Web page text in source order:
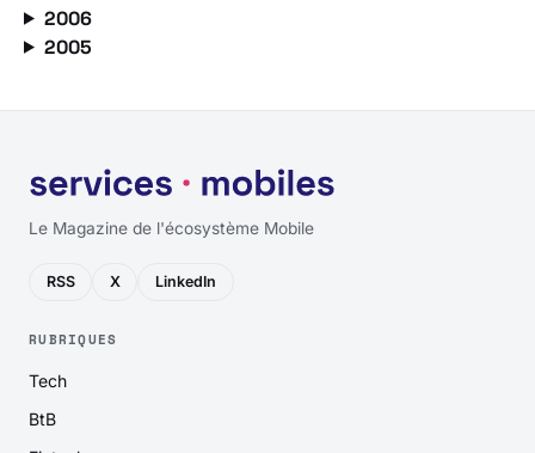
2006
2005
Le Magazine de l'écosystème Mobile
RSS X LinkedIn
RUBRIQUES
Tech
BtB